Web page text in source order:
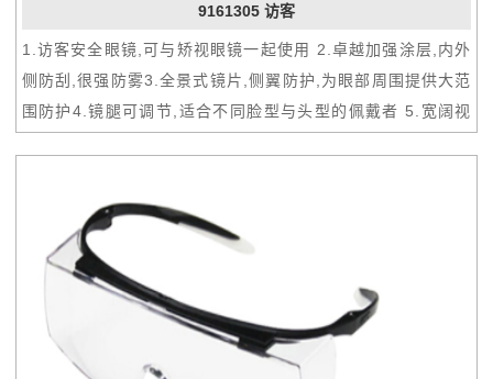
9161305 访客
1.访客安全眼镜,可与矫视眼镜一起使用 2.卓越加强涂层,内外
侧防刮,很强防雾3.全景式镜片,侧翼防护,为眼部周围提供大范
围防护4.镜腿可调节,适合不同脸型与头型的佩戴者 5.宽阔视